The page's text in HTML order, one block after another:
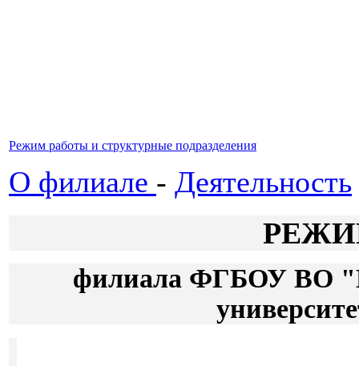
Режим работы и структурные подразделения
О филиале - Деятельность
филиала ФГБОУ ВО